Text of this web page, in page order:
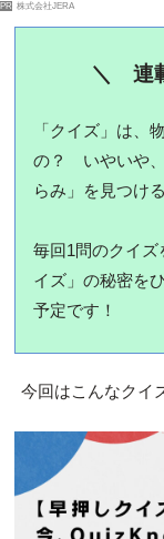
PR 株式会社JERA
＼ 連
「クイズ」は、
の？ いやいや、
らみ」を見つけ
毎回1問のクイズ
イズ」の秘密を
予定です！
今回はこんなクイ